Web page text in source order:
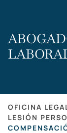
OFICINA
LESIÓN